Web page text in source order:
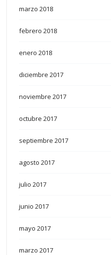
marzo 2018
febrero 2018
enero 2018
diciembre 2017
noviembre 2017
octubre 2017
septiembre 2017
agosto 2017
julio 2017
junio 2017
mayo 2017
marzo 2017